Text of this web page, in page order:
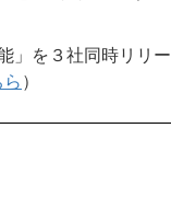
」を３社同時リリー
）